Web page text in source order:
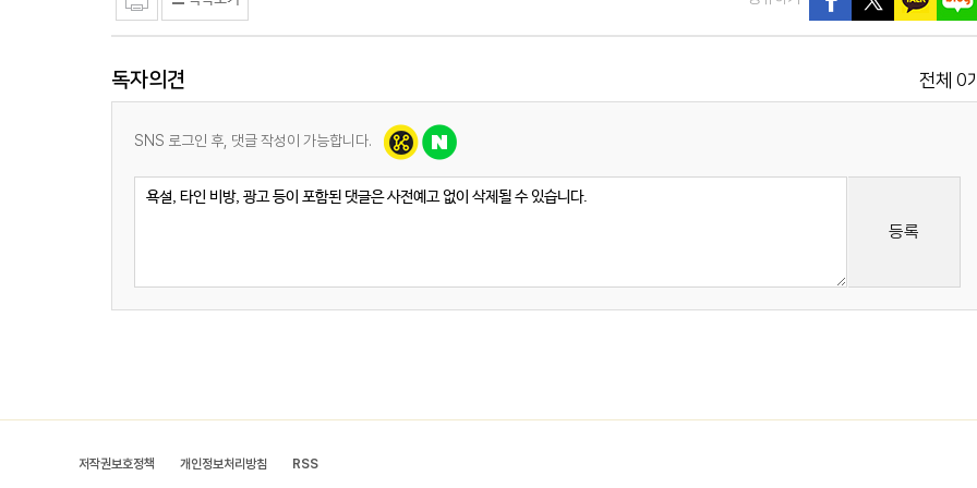
독자의견 전체 0
SNS 로그인 후, 댓글 작성이 가능합니다.
등록
저작권보호정책 개인정보처리방침 RSS